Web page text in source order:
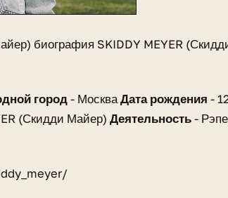
биография SKIDDY MEYER
город - МоскваДата рождения -
(Скидди Майер) Деятельность -